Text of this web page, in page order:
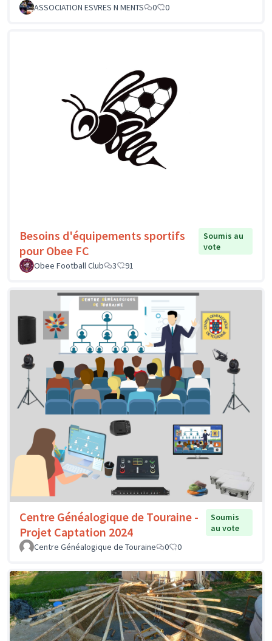
ASSOCIATION ESVRES N MENTS
0 0
Besoins d'équipements sportifs
pour Obee FC
Soumis au
vote
Obee Football Club
3 91
Centre Généalogique de Touraine -
Projet Captation 2024
Soumis
au vote
Centre Généalogique de Touraine
0 0